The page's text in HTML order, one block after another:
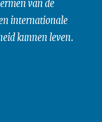
de veiligheid en
we dat in de
gedaan.
internationale
kunnen leven.